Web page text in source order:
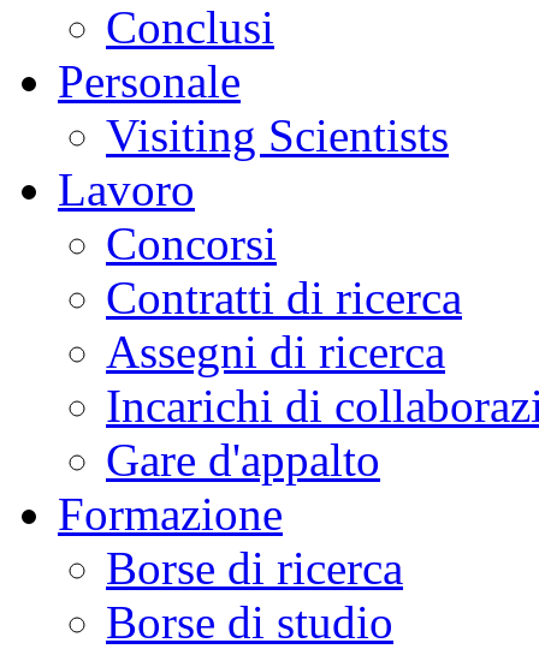
Conclusi
Personale
Visiting Scientists
Lavoro
Concorsi
Contratti di ricerca
Assegni di ricerca
Incarichi di
Gare d'appalto
Formazione
Borse di ricerca
Borse di studio